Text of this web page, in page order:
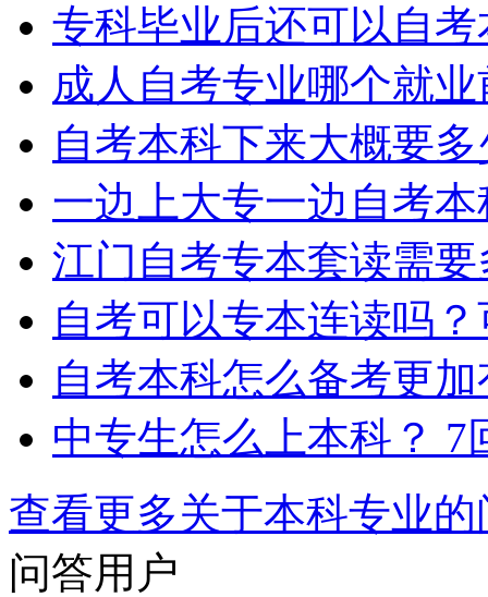
专科毕业后还可以自
成人自考专业哪个就
自考本科下来大概要
一边上大专一边自考
江门自考专本套读需
自考可以专本连读吗
自考本科怎么备考更
中专生怎么上本科？ 7
查看更多关于本科专业
问答用户